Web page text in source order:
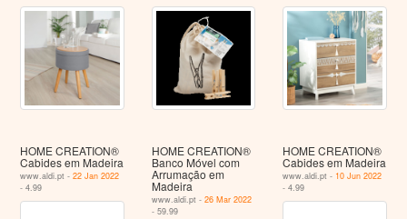
HOME CREATION®
Cabides em Madeira
www.aldi.pt -22 Jan 2022
- 4.99
HOME CREATION®
Banco Móvel com
Arrumação em
Madeira
www.aldi.pt - 26 Mar 2022
- 59.99
HOME CREATION®
Cabides em Madeira
www.aldi.pt - 10 Jun 2022
- 4.99